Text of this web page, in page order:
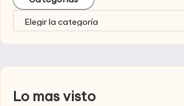
Lo mas visto